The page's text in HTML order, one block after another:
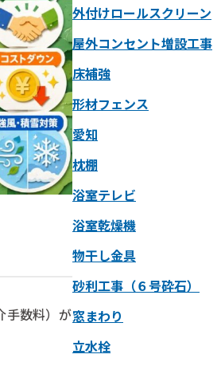
手数料）が
外付けロールスクリーン
屋外コンセント増設工事
床補強
形材フェンス
愛知
枕棚
浴室テレビ
浴室乾燥機
物干し金具
砂利工事（６号砕石）
窓まわり
立水栓